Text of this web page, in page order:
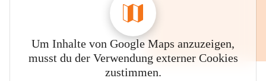
Um Inhalte von Google Maps anzuzeigen,
musst du der Verwendung externer Cookies
zustimmen.